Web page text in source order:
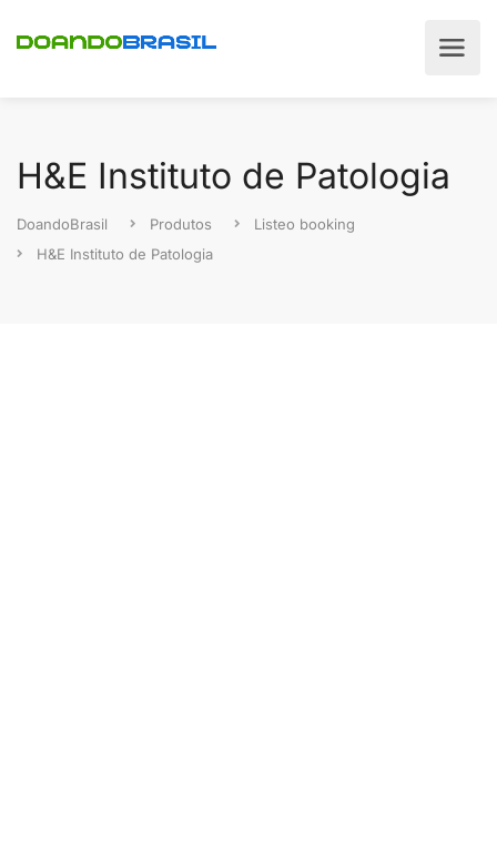
H&E Instituto de Patologia
DoandoBrasil Produtos
Listeo booking
H&E Instituto de Patologia